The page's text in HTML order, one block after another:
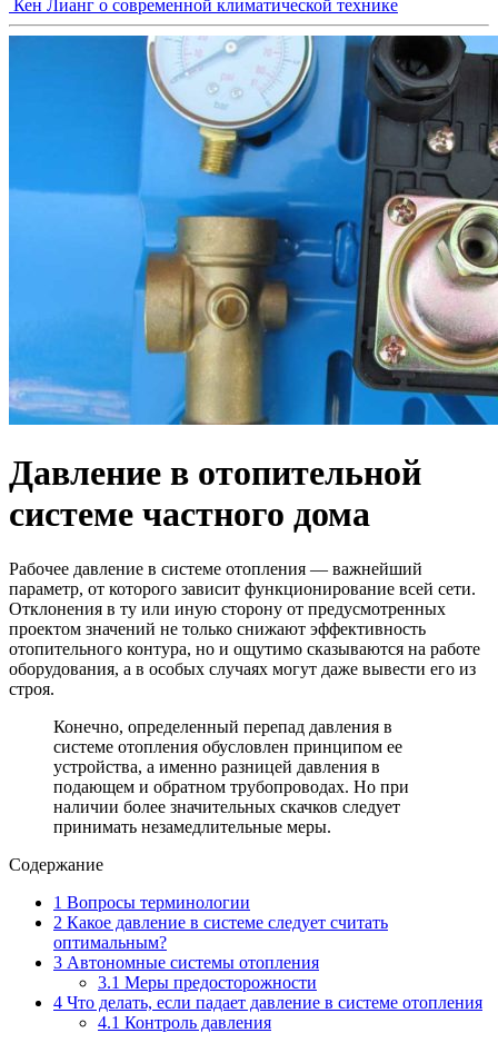
Кен Лианг о современной климатической технике
Давление в отопительной
системе частного дома
Рабочее давление в системе отопления — важнейший
параметр, от которого зависит функционирование всей сети.
Отклонения в ту или иную сторону от предусмотренных
проектом значений не только снижают эффективность
отопительного контура, но и ощутимо сказываются на работе
оборудования, а в особых случаях могут даже вывести его из
строя.
Конечно, определенный перепад давления в
системе отопления обусловлен принципом ее
устройства, а именно разницей давления в
подающем и обратном трубопроводах. Но при
наличии более значительных скачков следует
принимать незамедлительные меры.
Содержание
1 Вопросы терминологии
2 Какое давление в системе следует считать
оптимальным?
3 Автономные системы отопления
3.1 Меры предосторожности
4 Что делать, если падает давление в системе отопления
4.1 Контроль давления